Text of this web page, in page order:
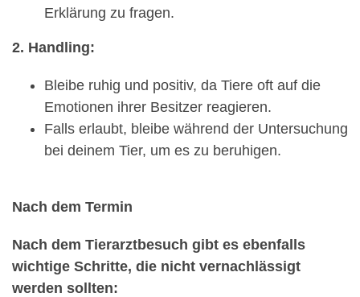
Erklärung zu fragen.
2. Handling:
Bleibe ruhig und positiv, da Tiere oft auf die
Emotionen ihrer Besitzer reagieren.
Falls erlaubt, bleibe während der Untersuchung
bei deinem Tier, um es zu beruhigen.
Nach dem Termin
Nach dem Tierarztbesuch gibt es ebenfalls
wichtige Schritte, die nicht vernachlässigt
werden sollten: